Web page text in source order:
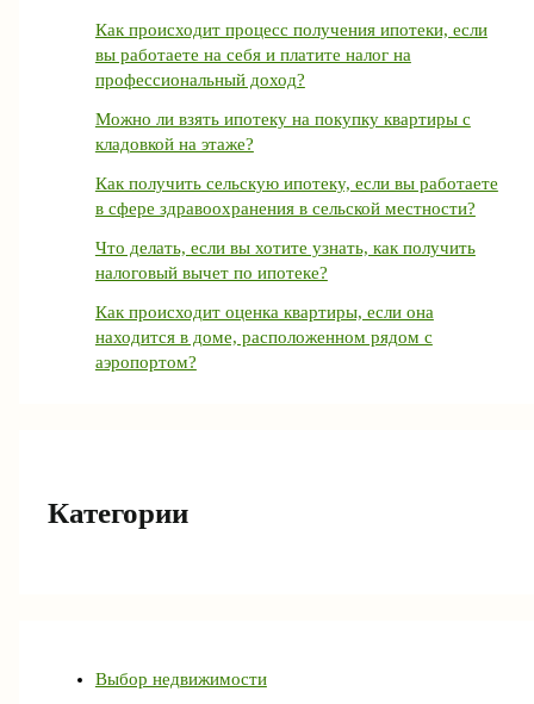
Как происходит процесс получения ипотеки, если
вы работаете на себя и платите налог на
профессиональный доход?
Можно ли взять ипотеку на покупку квартиры с
кладовкой на этаже?
Как получить сельскую ипотеку, если вы работаете
в сфере здравоохранения в сельской местности?
Что делать, если вы хотите узнать, как получить
налоговый вычет по ипотеке?
Как происходит оценка квартиры, если она
находится в доме, расположенном рядом с
аэропортом?
Категории
Выбор недвижимости